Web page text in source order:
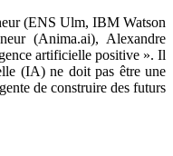
(ENS Ulm, IBM Watson
(Anima.ai), Alexandre
artificielle positive ». Il
(IA) ne doit pas être une
de construire des futurs